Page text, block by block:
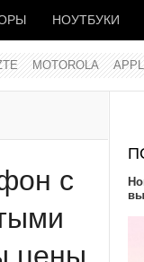
НОУТБУКИ
MOTOROLA
с